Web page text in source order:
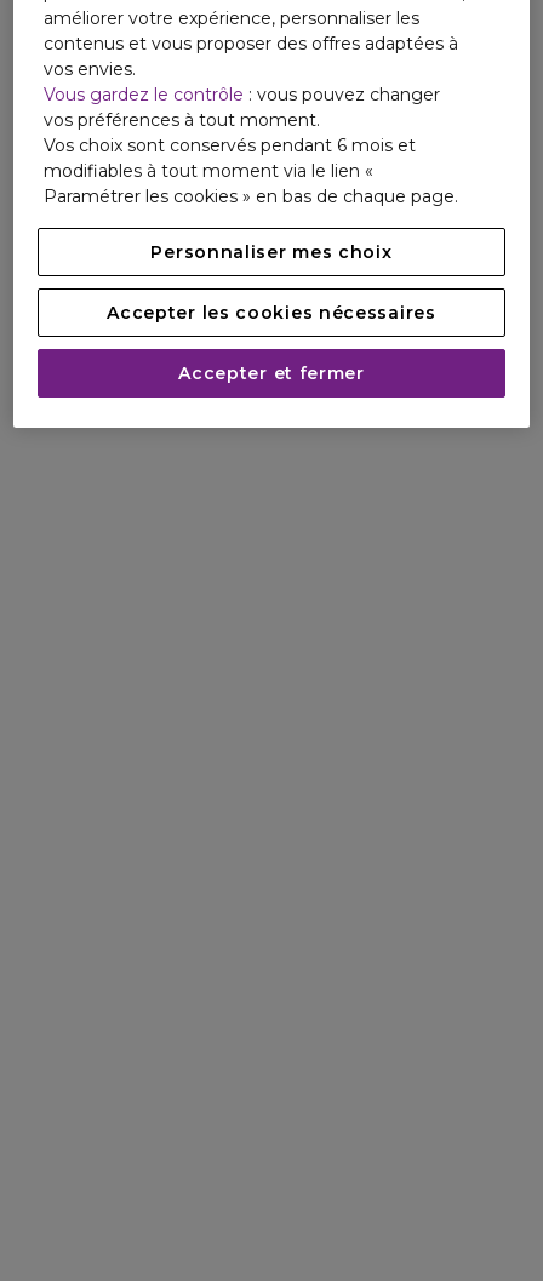
emblématiques de la Coutures, ces nuances inclusives et
variées conviennent à toutes les carnations.
*Test instrumental sur 32 volontaires
** Test clinique sur 30 volontaires
***Valeur calculée sur la base des normes ISO 16128.
Pourcentage d'eau inclus. Les 10% restants contribuent à
la performance, à la sensorialité et à la stabilité de la
améliorer votre expérience, personnaliser les
contenus et vous proposer des offres adaptées à
vos envies.
Vous gardez le contrôle : vous pouvez changer
vos préférences à tout moment.
Vos choix sont conservés pendant 6 mois et
modifiables à tout moment via le lien «
Paramétrer les cookies » en bas de chaque page.
Personnaliser mes choix
Accepter les cookies nécessaires
Accepter et fermer